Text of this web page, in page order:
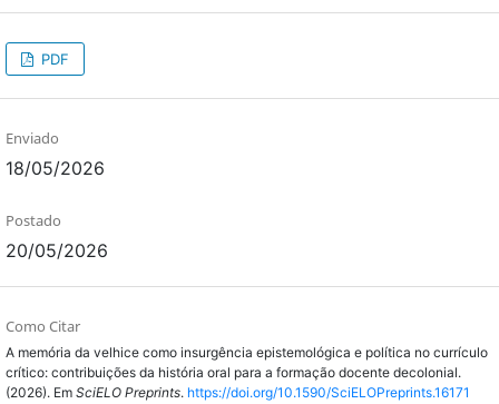
PDF
Enviado
18/05/2026
Postado
20/05/2026
Como Citar
A memória da velhice como insurgência epistemológica e política no currículo
crítico: contribuições da história oral para a formação docente decolonial.
(2026). Em SciELO Preprints. https://doi.org/10.1590/SciELOPreprints.16171